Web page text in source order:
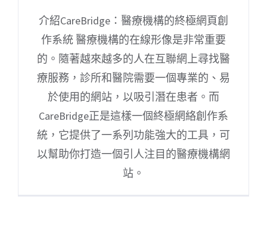
介紹CareBridge：醫療機構的終極網頁創
作系統 醫療機構的在線形像是非常重要
的。隨著越來越多的人在互聯網上尋找醫
療服務，診所和醫院需要一個專業的、易
於使用的網站，以吸引潛在患者。而
CareBridge正是這樣一個終極網絡創作系
統，它提供了一系列功能強大的工具，可
以幫助你打造一個引人注目的醫療機構網
站。